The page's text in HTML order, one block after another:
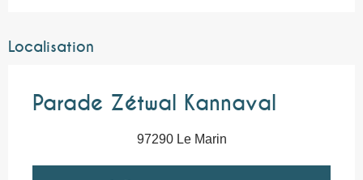
Localisation
Parade Zétwal Kannaval
97290 Le Marin